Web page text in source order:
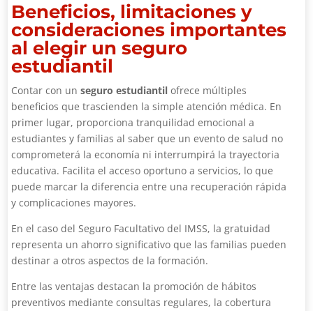
Beneficios, limitaciones y
consideraciones importantes
al elegir un seguro
estudiantil
Contar con unseguro estudiantil ofrece múltiples
beneficios que trascienden la simple atención médica. En
primer lugar, proporciona tranquilidad emocional a
estudiantes y familias al saber que un evento de salud no
comprometerá la economía ni interrumpirá la trayectoria
educativa. Facilita el acceso oportuno a servicios, lo que
puede marcar la diferencia entre una recuperación rápida
y complicaciones mayores.
En el caso del Seguro Facultativo del IMSS, la gratuidad
representa un ahorro significativo que las familias pueden
destinar a otros aspectos de la formación.
Entre las ventajas destacan la promoción de hábitos
preventivos mediante consultas regulares, la cobertura